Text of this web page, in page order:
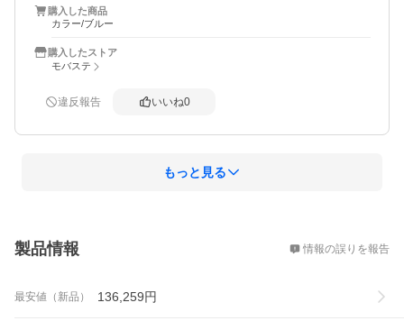
購入した商品
カラー/ブルー
購入したストア
モバステ
違反報告 いいね0
もっと見る
製品情報 情報の誤りを報告
最安値（新品） 136,259円